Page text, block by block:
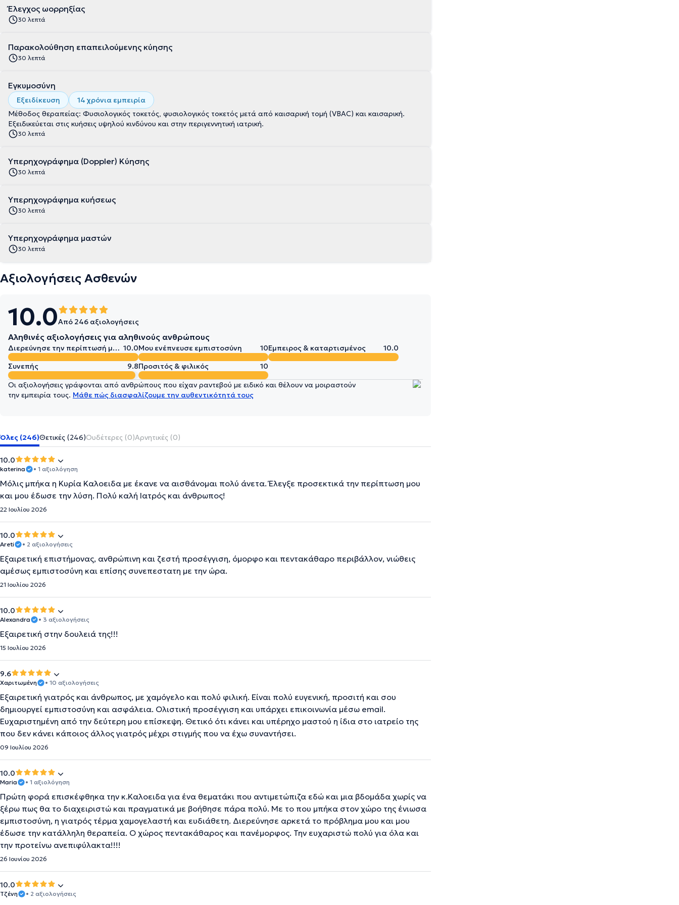
Έλεγχος ωορρηξίας
30 λεπτά
Παρακολούθηση επαπειλούμενης κύησης
30 λεπτά
Εγκυμοσύνη
Εξειδίκευση
14 χρόνια εμπειρία
Μέθοδος θεραπείας: Φυσιολογικός τοκετός, φυσιολογικός τοκετός μετά από καισαρική τομή (VBAC) και καισαρική.
Εξειδικεύεται στις κυήσεις υψηλού κινδύνου και στην περιγεννητική ιατρική.
30 λεπτά
Υπερηχογράφημα (Doppler) Κύησης
30 λεπτά
Υπερηχογράφημα κυήσεως
30 λεπτά
Υπερηχογράφημα μαστών
30 λεπτά
Αξιολογήσεις Ασθενών
10.0Από 246 αξιολογήσεις
Αληθινές αξιολογήσεις για αληθινούς ανθρώπους
Διερεύνησε την περίπτωσή μου σε βάθος 10.0Μου ενέπνευσε εμπιστοσύνη 10Έμπειρος & καταρτισμένος
10.0
Συνεπής
9.8Προσιτός & φιλικός 10
Οι αξιολογήσεις γράφονται από ανθρώπους που είχαν ραντεβού με ειδικό και θέλουν να μοιραστούν
την εμπειρία τους. Μάθε πώς διασφαλίζουμε την αυθεντικότητά τους
Όλες (246)Θετικές (246)Ουδέτερες (0)Αρνητικές (0)
10.0
katerina • 1 αξιολόγηση
Μόλις μπήκα η Κυρία Καλοειδα με έκανε να αισθάνομαι πολύ άνετα. Έλεγξε προσεκτικά την περίπτωση μου
και μου έδωσε την λύση. Πολύ καλή Ιατρός και άνθρωπος!
22 Ιουλίου 2026
10.0
Areti • 2 αξιολογήσεις
Εξαιρετική επιστήμονας, ανθρώπινη και ζεστή προσέγγιση, όμορφο και πεντακάθαρο περιβάλλον, νιώθεις
αμέσως εμπιστοσύνη και επίσης συνεπεστατη με την ώρα.
21 Ιουλίου 2026
10.0
Alexandra • 3 αξιολογήσεις
Εξαιρετική στην δουλειά της!!!
15 Ιουλίου 2026
9.6
Χαριτωμένη • 10 αξιολογήσεις
Εξαιρετική γιατρός και άνθρωπος, με χαμόγελο και πολύ φιλική. Είναι πολύ ευγενική, προσιτή και σου
δημιουργεί εμπιστοσύνη και ασφάλεια. Ολιστική προσέγγιση και υπάρχει επικοινωνία μέσω email.
Ευχαριστημένη από την δεύτερη μου επίσκεψη. Θετικό ότι κάνει και υπέρηχο μαστού η ίδια στο ιατρείο της
που δεν κάνει κάποιος άλλος γιατρός μέχρι στιγμής που να έχω συναντήσει.
09 Ιουλίου 2026
10.0
Maria • 1 αξιολόγηση
Πρώτη φορά επισκέφθηκα την κ.Καλοειδα για ένα θεματάκι που αντιμετώπιζα εδώ και μια βδομάδα χωρίς να
ξέρω πως θα το διαχειριστώ και πραγματικά με βοήθησε πάρα πολύ. Με το που μπήκα στον χώρο της ένιωσα
εμπιστοσύνη, η γιατρός τέρμα χαμογελαστή και ευδιάθετη. Διερεύνησε αρκετά το πρόβλημα μου και μου
έδωσε την κατάλληλη θεραπεία. Ο χώρος πεντακάθαρος και πανέμορφος. Την ευχαριστώ πολύ για όλα και
την προτείνω ανεπιφύλακτα!!!!
26 Ιουνίου 2026
10.0
Τζένη • 2 αξιολογήσεις